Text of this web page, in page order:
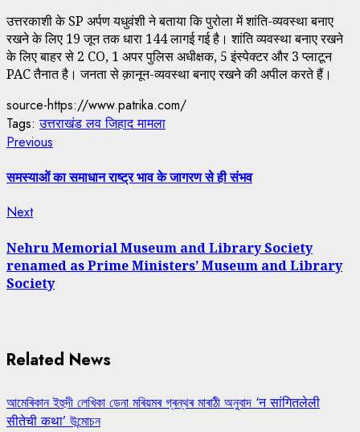
उत्तरकाशी के SP अर्पण यधुवंशी ने बताया कि पुरोला में शांति-व्यवस्था बनाए
रखने के लिए 19 जून तक धारा 144 लागई गई है। शांति व्यवस्था बनाए रखने
के लिए बाहर से 2 CO, 1 अपर पुलिस अधीक्षक, 5 इंस्पेक्टर और 3 प्लाटून
PAC तैनात है। जनता से क़ानून-व्यवस्था बनाए रखने की अपील करते हैं।
source-https://www.patrika.com/
Tags:उत्तराखंड लव जिहाद मामला
Continue
Reading
Previous
समस्याओं का समाधान राष्ट्र भाव के जागरण से ही संभव
NextNext
Nehru Memorial Museum and Library Society
renamed as Prime Ministers’ Museum and Library
Society
Related News
আমেৰিকান ইহুদী লেখিকা ডেনা মৰিয়মৰ গ্ৰন্থৰ মাৰাঠী অনুবাদ ‘न सांगितलेली
सीतेची कथा’ উন্মোচন